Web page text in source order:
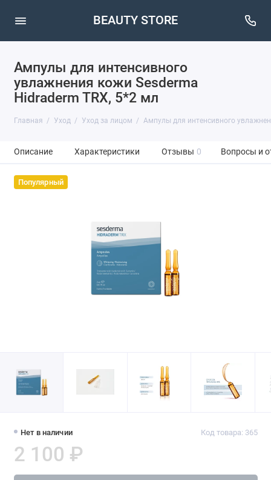
BEAUTY STORE
Ампулы для интенсивного
увлажнения кожи Sesderma
Hidraderm TRX, 5*2 мл
Главная Уход Уход за лицом Ампулы для интенсивного
Описание Характеристики Отзывы 0 Вопросы и
Популярный
Нет в наличии Код товара: 365
2 100 ₽